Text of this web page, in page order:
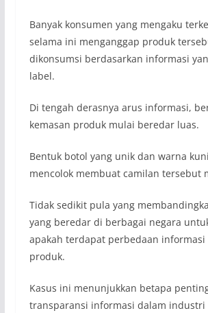
Banyak konsumen yang mengaku
selama ini menganggap produk
dikonsumsi berdasarkan informasi
label.
Di tengah derasnya arus informasi,
kemasan produk mulai beredar luas.
Bentuk botol yang unik dan warna
mencolok membuat camilan tersebut
Tidak sedikit pula yang
yang beredar di berbagai negara
apakah terdapat perbedaan informasi
produk.
Kasus ini menunjukkan betapa
transparansi informasi dalam industri